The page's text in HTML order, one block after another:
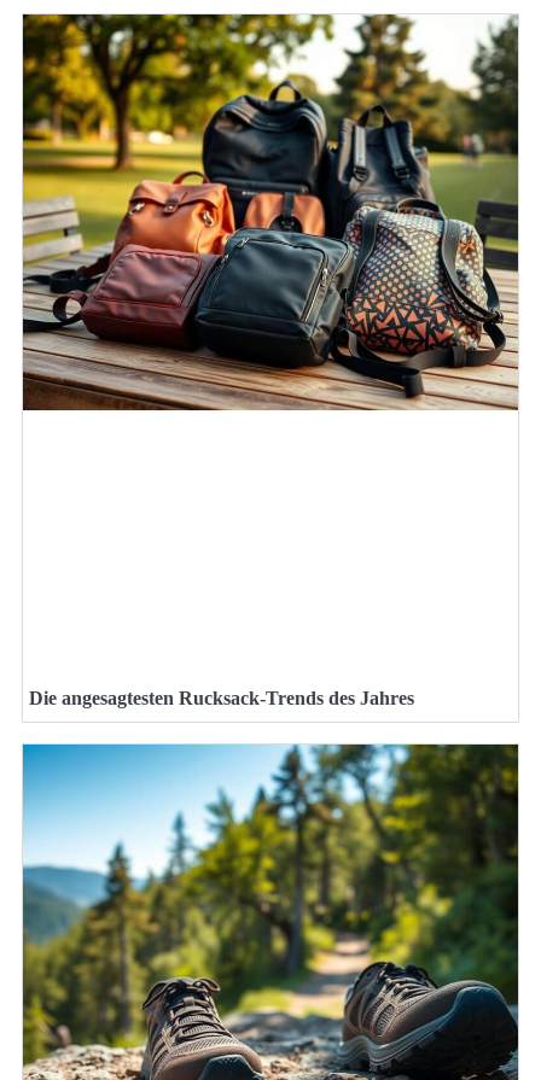
Die angesagtesten Rucksack-Trends des Jahres